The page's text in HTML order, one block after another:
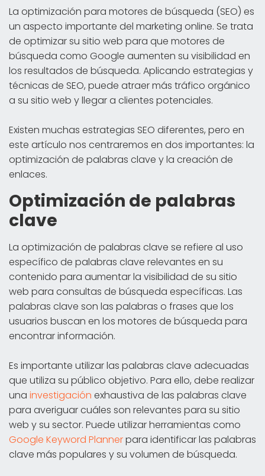
La optimización para motores de búsqueda (SEO) es
un aspecto importante del marketing online. Se trata
de optimizar su sitio web para que motores de
búsqueda como Google aumenten su visibilidad en
los resultados de búsqueda. Aplicando estrategias y
técnicas de SEO, puede atraer más tráfico orgánico
a su sitio web y llegar a clientes potenciales.
Existen muchas estrategias SEO diferentes, pero en
este artículo nos centraremos en dos importantes: la
optimización de palabras clave y la creación de
enlaces.
Optimización de palabras
clave
La optimización de palabras clave se refiere al uso
específico de palabras clave relevantes en su
contenido para aumentar la visibilidad de su sitio
web para consultas de búsqueda específicas. Las
palabras clave son las palabras o frases que los
usuarios buscan en los motores de búsqueda para
encontrar información.
Es importante utilizar las palabras clave adecuadas
que utiliza su público objetivo. Para ello, debe realizar
una investigación exhaustiva de las palabras clave
para averiguar cuáles son relevantes para su sitio
web y su sector. Puede utilizar herramientas como
Google Keyword Plannerpara identificar las palabras
clave más populares y su volumen de búsqueda.